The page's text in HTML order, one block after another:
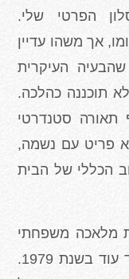
הפרטי שלי.
אך משהו עדיין
העיקרית
תוכננה כהלכה.
תאורה סטנדרטי
פריט עם נשמה,
הכללי של הבית
מלאכה משפחתי
וייחודי לייצור וחידוש אהילים שנוסד עוד בשנת 1979.